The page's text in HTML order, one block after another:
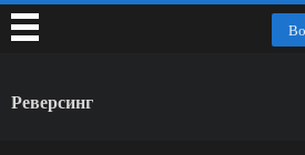
Реверсинг